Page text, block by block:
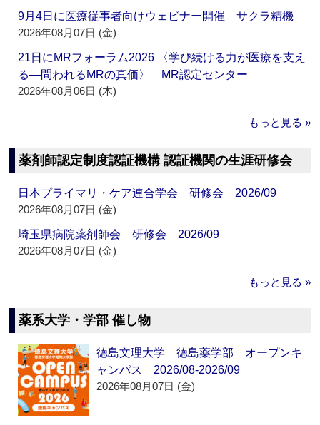
9月4日に医療従事者向けウェビナー開催 サクラ精機
2026年08月07日 (金)
21日にMRフォーラム2026 〈学び続ける力が医療を支え
る―問われるMRの真価〉 MR認定センター
2026年08月06日 (木)
もっと見る »
薬剤師認定制度認証機構 認証機関の生涯研修会
日本プライマリ・ケア連合学会 研修会 2026/09
2026年08月07日 (金)
埼玉県病院薬剤師会 研修会 2026/09
2026年08月07日 (金)
もっと見る »
薬系大学・学部 催し物
徳島文理大学 徳島薬学部 オープンキ
ャンパス 2026/08-2026/09
2026年08月07日 (金)